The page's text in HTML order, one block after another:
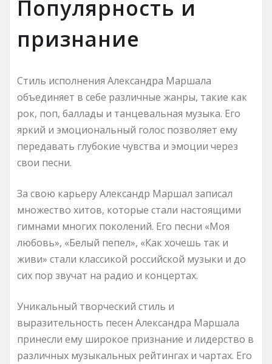
Популярность и
признание
Стиль исполнения Александра Маршала
объединяет в себе различные жанры, такие как
рок, поп, баллады и танцевальная музыка. Его
яркий и эмоциональный голос позволяет ему
передавать глубокие чувства и эмоции через
свои песни.
За свою карьеру Александр Маршал записал
множество хитов, которые стали настоящими
гимнами многих поколений. Его песни «Моя
любовь», «Белый пепел», «Как хочешь так и
живи» стали классикой российской музыки и до
сих пор звучат на радио и концертах.
Уникальный творческий стиль и
выразительность песен Александра Маршала
принесли ему широкое признание и лидерство в
различных музыкальных рейтингах и чартах. Его